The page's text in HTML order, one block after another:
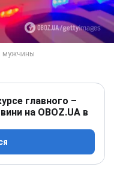
главного –
на OBOZ.UA в